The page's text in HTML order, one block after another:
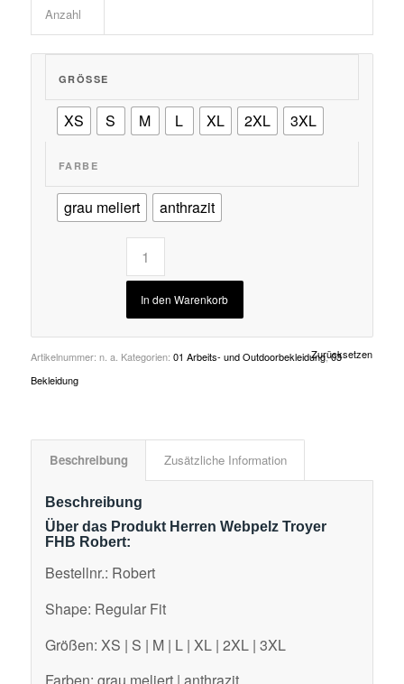
Anzahl
GRÖSSE
XS S M L XL 2XL 3XL
FARBE
grau meliert anthrazit
Zurücksetzen
In den Warenkorb
Artikelnummer: n. a. Kategorien: 01 Arbeits- und Outdoorbekleidung,03
Bekleidung
Beschreibung Zusätzliche Information
Beschreibung
Über das Produkt Herren Webpelz Troyer
FHB Robert:
Bestellnr.: Robert
Shape: Regular Fit
Größen: XS | S | M | L | XL | 2XL | 3XL